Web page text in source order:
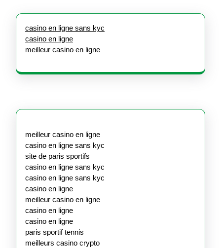
casino en ligne sans kyc
casino en ligne
meilleur casino en ligne
meilleur casino en ligne
casino en ligne sans kyc
site de paris sportifs
casino en ligne sans kyc
casino en ligne sans kyc
casino en ligne
meilleur casino en ligne
casino en ligne
casino en ligne
paris sportif tennis
meilleurs casino crypto